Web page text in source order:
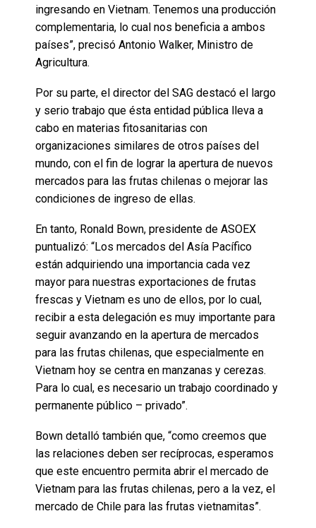
ingresando en Vietnam. Tenemos una producción
complementaria, lo cual nos beneficia a ambos
países”, precisó Antonio Walker, Ministro de
Agricultura.
Por su parte, el director del SAG destacó el largo
y serio trabajo que ésta entidad pública lleva a
cabo en materias fitosanitarias con
organizaciones similares de otros países del
mundo, con el fin de lograr la apertura de nuevos
mercados para las frutas chilenas o mejorar las
condiciones de ingreso de ellas.
En tanto, Ronald Bown, presidente de ASOEX
puntualizó: “Los mercados del Asía Pacífico
están adquiriendo una importancia cada vez
mayor para nuestras exportaciones de frutas
frescas y Vietnam es uno de ellos, por lo cual,
recibir a esta delegación es muy importante para
seguir avanzando en la apertura de mercados
para las frutas chilenas, que especialmente en
Vietnam hoy se centra en manzanas y cerezas.
Para lo cual, es necesario un trabajo coordinado y
permanente público – privado”.
Bown detalló también que, “como creemos que
las relaciones deben ser recíprocas, esperamos
que este encuentro permita abrir el mercado de
Vietnam para las frutas chilenas, pero a la vez, el
mercado de Chile para las frutas vietnamitas”.